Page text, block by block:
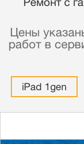
Ремонт с
Цены
работ в
iPad 1gen